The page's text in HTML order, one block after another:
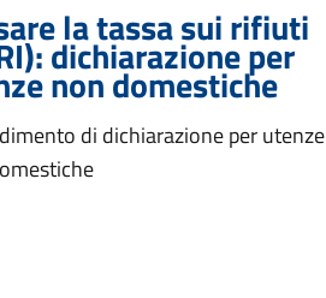
la tassa sui rifiuti
dichiarazione per
non domestiche
di dichiarazione per utenze